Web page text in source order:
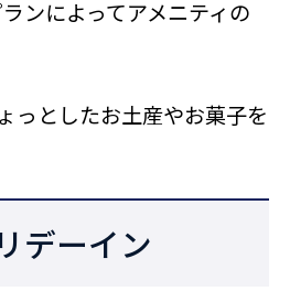
ンによってアメニティの
っとしたお土産やお菓子を
デーイン